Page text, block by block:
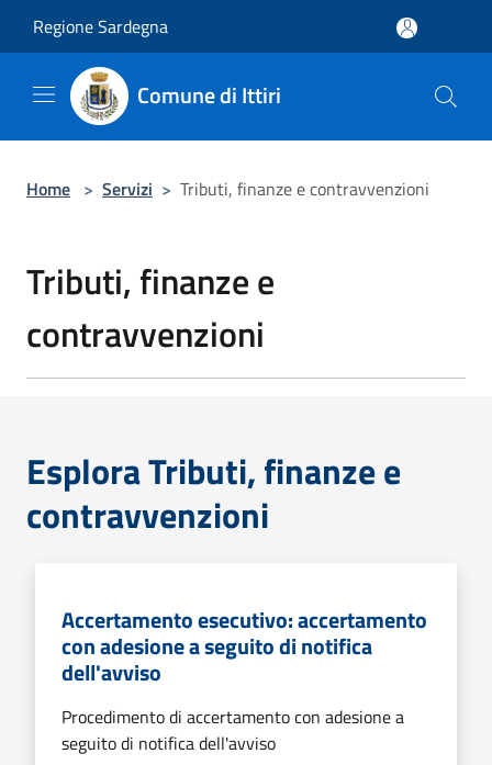
Regione Sardegna
Comune di Ittiri
Home > Servizi > Tributi, finanze e contravvenzioni
Tributi, finanze e
contravvenzioni
Esplora Tributi, finanze e
contravvenzioni
Accertamento esecutivo: accertamento
con adesione a seguito di notifica
dell'avviso
Procedimento di accertamento con adesione a
seguito di notifica dell'avviso